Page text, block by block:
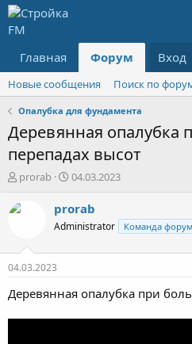
Главная Форум Что
Вход
Новые сообщения Поиск по
Опалубка для фундамента
Деревянная опалубка
перепадах высот
А
т
е
м
ы
prorab
Д
т
а
н
л
04.03.2023
prorab
Administrator Команда
04.03.2023
Деревянная опалубка при